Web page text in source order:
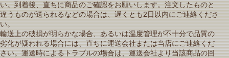
い。到着後、直ちに商品のご確認をお願いします。注文したものと
違うものが送られるなどの場合は、遅くとも2日以内にご連絡くださ
い。
輸送上の破損が明らかな場合、あるいは温度管理が不十分で品質の
劣化が疑われる場合には、直ちに運送会社または当店にご連絡くだ
さい。運送時によるトラブルの場合は、運送会社より当該商品の回